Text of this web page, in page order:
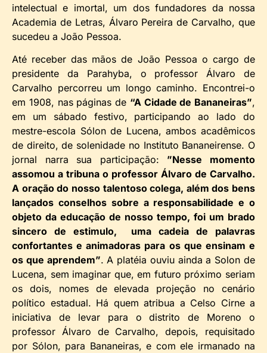
intelectual e imortal, um dos fundadores da nossa
Academia de Letras, Álvaro Pereira de Carvalho, que
sucedeu a João Pessoa.
Até receber das mãos de João Pessoa o cargo de
presidente da Parahyba, o professor Álvaro de
Carvalho percorreu um longo caminho. Encontrei-o
em 1908, nas páginas de “A Cidade de Bananeiras”,
em um sábado festivo, participando ao lado do
mestre-escola Sólon de Lucena, ambos acadêmicos
de direito, de solenidade no Instituto Bananeirense. O
jornal narra sua participação: ”Nesse momento
assomou a tribuna o professor Álvaro de Carvalho.
A oração do nosso talentoso colega, além dos bens
lançados conselhos sobre a responsabilidade e o
objeto da educação de nosso tempo, foi um brado
sincero de estimulo, uma cadeia de palavras
confortantes e animadoras para os que ensinam e
os que aprendem”. A platéia ouviu ainda a Solon de
Lucena, sem imaginar que, em futuro próximo seriam
os dois, nomes de elevada projeção no cenário
político estadual. Há quem atribua a Celso Cirne a
iniciativa de levar para o distrito de Moreno o
professor Álvaro de Carvalho, depois, requisitado
por Sólon, para Bananeiras, e com ele irmanado na